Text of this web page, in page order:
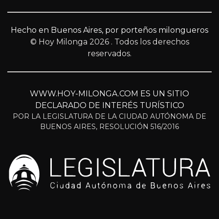
Hecho en Buenos Aires, por porteños milongueros
© Hoy Milonga 2026 . Todos los derechos
reservados.
WWW.HOY-MILONGA.COM ES UN SITIO
DECLARADO DE INTERÉS TURÍSTICO
POR LA LEGISLATURA DE LA CIUDAD AUTÓNOMA DE
BUENOS AIRES, RESOLUCIÓN 516/2016